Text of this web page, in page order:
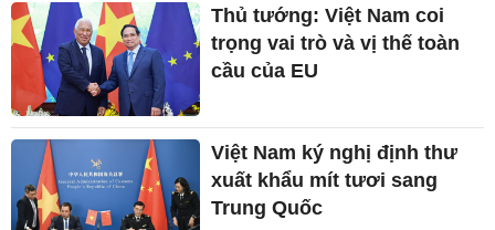
Thủ tướng: Việt Nam coi
trọng vai trò và vị thế toàn
cầu của EU
Việt Nam ký nghị định thư
xuất khẩu mít tươi sang
Trung Quốc